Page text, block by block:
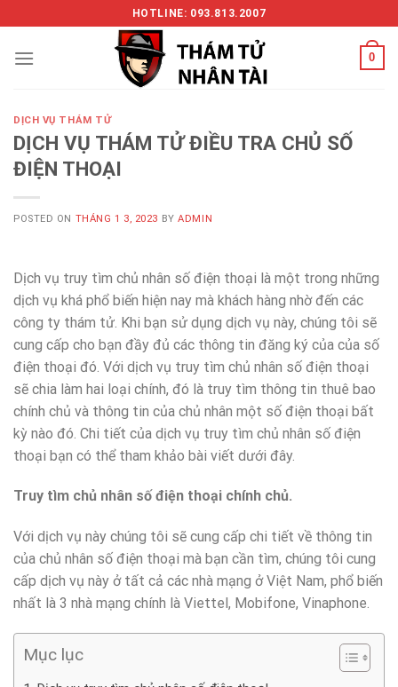
to
content
HOTLINE: 093.813.2007
0
DỊCH VỤ THÁM TỬ
DỊCH VỤ THÁM TỬ ĐIỀU TRA CHỦ SỐ
ĐIỆN THOẠI
POSTED ON THÁNG 1 3, 2023 BYADMIN
Dịch vụ truy tìm chủ nhân số điện thoại là một trong những
dịch vụ khá phổ biến hiện nay mà khách hàng nhờ đến các
công ty thám tử. Khi bạn sử dụng dịch vụ này, chúng tôi sẽ
cung cấp cho bạn đầy đủ các thông tin đăng ký của của số
điện thoại đó. Với dịch vụ truy tìm chủ nhân số điện thoại
sẽ chia làm hai loại chính, đó là truy tìm thông tin thuê bao
chính chủ và thông tin của chủ nhân một số điện thoại bất
kỳ nào đó. Chi tiết của dịch vụ truy tìm chủ nhân số điện
thoại bạn có thể tham khảo bài viết dưới đây.
Truy tìm chủ nhân số điện thoại chính chủ.
Với dịch vụ này chúng tôi sẽ cung cấp chi tiết về thông tin
của chủ nhân số điện thoại mà bạn cần tìm, chúng tôi cung
cấp dịch vụ này ở tất cả các nhà mạng ở Việt Nam, phổ biến
nhất là 3 nhà mạng chính là Viettel, Mobifone, Vinaphone.
Mục lục